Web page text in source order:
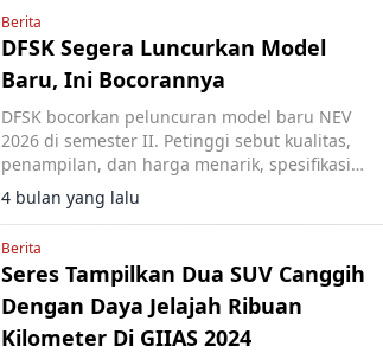
Berita
DFSK Segera Luncurkan Model
Baru, Ini Bocorannya
DFSK bocorkan peluncuran model baru NEV
2026 di semester II. Petinggi sebut kualitas,
penampilan, dan harga menarik, spesifikasi
masih dirahasiakan.
4 bulan yang lalu
Berita
Seres Tampilkan Dua SUV Canggih
Dengan Daya Jelajah Ribuan
Kilometer Di GIIAS 2024